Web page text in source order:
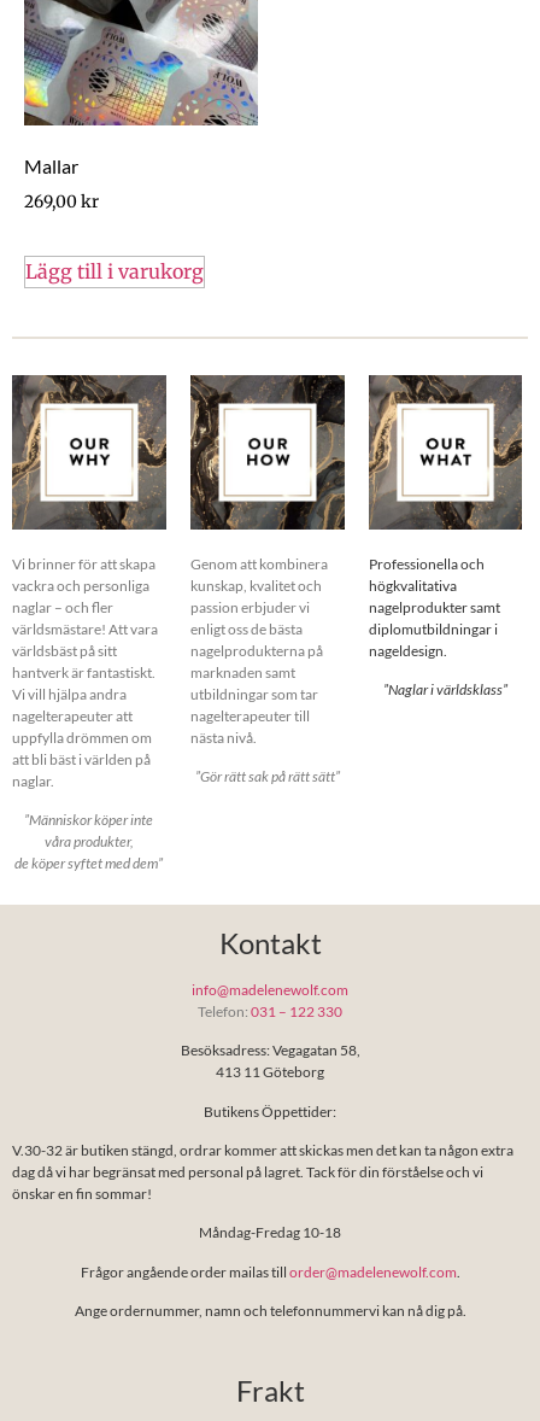
Mallar
269,00kr
Lägg till i varukorg
Vi brinner för att skapa
vackra och personliga
naglar – och fler
världsmästare! Att vara
världsbäst på sitt
hantverk är fantastiskt.
Vi vill hjälpa andra
nagelterapeuter att
uppfylla drömmen om
att bli bäst i världen på
naglar.
”Människor köper inte
våra produkter,
de köper syftet med dem”
Genom att kombinera
kunskap, kvalitet och
passion erbjuder vi
enligt oss de bästa
nagelprodukterna på
marknaden samt
utbildningar som tar
nagelterapeuter till
nästa nivå.
”Gör rätt sak på rätt sätt”
Professionella och
högkvalitativa
nagelprodukter samt
diplomutbildningar i
nageldesign.
”Naglar i världsklass”
Kontakt
info@madelenewolf.com
Telefon: 031 – 122 330
Besöksadress: Vegagatan 58,
413 11 Göteborg
Butikens Öppettider:
V.30-32 är butiken stängd, ordrar kommer att skickas men det kan ta någon extra
dag då vi har begränsat med personal på lagret. Tack för din förståelse och vi
önskar en fin sommar!
Måndag-Fredag 10-18
Frågor angående order mailas till order@madelenewolf.com
Ange ordernummer, namn och telefonnummervi kan nå dig på.
Frakt